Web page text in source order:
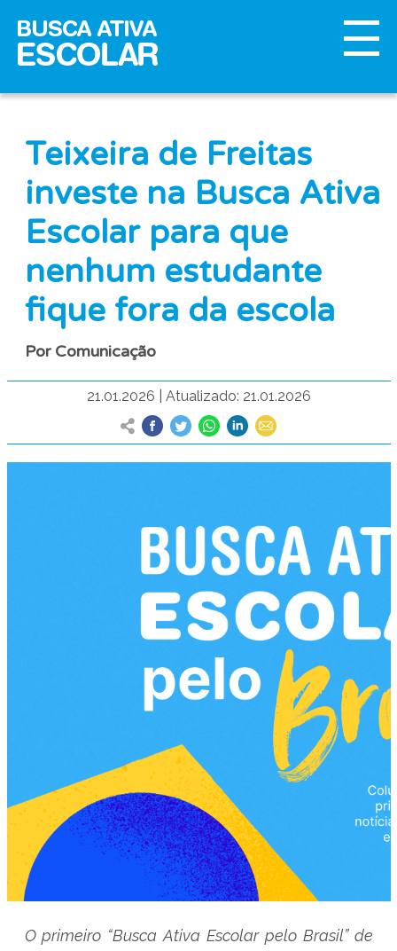
Teixeira de Freitas
investe na Busca Ativa
Escolar para que
nenhum estudante
fique fora da escola
Por Comunicação
21.01.2026 Atualizado: 21.01.2026
O primeiro “Busca Ativa Escolar pelo Brasil” de